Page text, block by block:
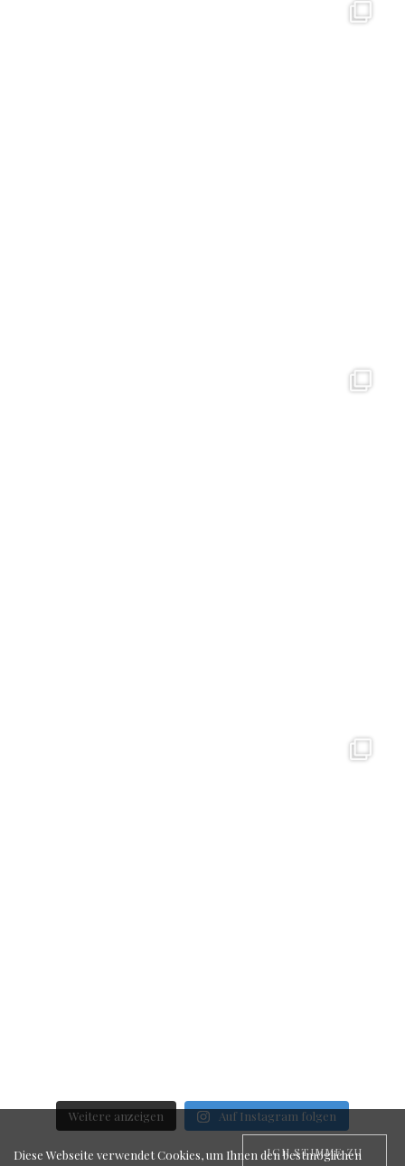
Weitere anzeigen Auf Instagram folgen
ICH STIMME ZU
Diese Webseite verwendet Cookies, um Ihnen den bestmöglichen